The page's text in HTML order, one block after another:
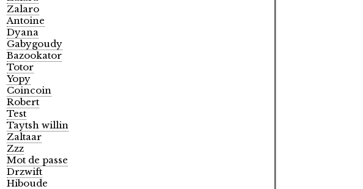
Zalaro
Antoine
Dyana
Gabygoudy
Bazookator
Totor
Yopy
Coincoin
Robert
Test
Taytsh willin
Zaltaar
Zzz
Mot de passe
Drzwift
Hiboude